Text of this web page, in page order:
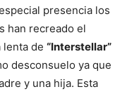
presencia los
han recreado el
lenta de “Interstellar”
desconsuelo ya que
y una hija. Esta